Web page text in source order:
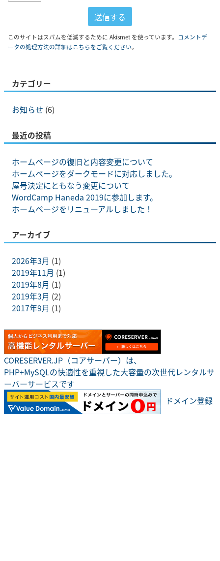
このサイトはスパムを低減するために Akismet を使っています。 コメントデ
ータの処理方法の詳細はこちらをご覧ください。
カテゴリー
お知らせ (6)
最近の投稿
ホームページの復旧と内容変更について
ホームページをダークモードに対応しました。
屋号決定にともなう変更について
WordCamp Haneda 2019に参加します。
ホームページをリニューアルしました！
アーカイブ
2026年3月 (1)
2019年11月 (1)
2019年8月 (1)
2019年3月 (2)
2017年9月 (1)
CORESERVER.JP（コアサーバー）は、
PHP+MySQLの快適性を重視した大容量の次世代レンタルサ
ーバーサービスです
ドメイン登録